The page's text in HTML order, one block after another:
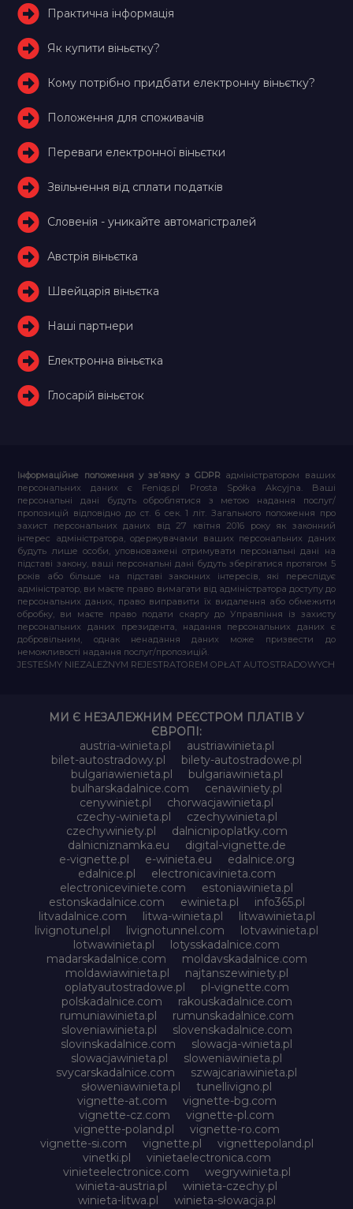
Практична інформація
Як купити віньєтку?
Кому потрібно придбати електронну віньєтку?
Положення для споживачів
Переваги електронної віньєтки
Звільнення від сплати податків
Словенія - уникайте автомагістралей
Австрія віньєтка
Швейцарія віньєтка
Наші партнери
Електронна віньєтка
Глосарій віньєток
Інформаційне положення у зв’язку з GDPR адміністратором ваших
персональних даних є Feniqs.pl Prosta Spółka Akcyjna. Ваші
персональні дані будуть оброблятися з метою надання послуг/
пропозицій відповідно до ст. 6 сек. 1 літ. Загального положення про
захист персональних даних від 27 квітня 2016 року як законний
інтерес адміністратора, одержувачами ваших персональних даних
будуть лише особи, уповноважені отримувати персональні дані на
підставі закону, ваші персональні дані будуть зберігатися протягом 5
років або більше на підставі законних інтересів, які переслідує
адміністратор, ви маєте право вимагати від адміністратора доступу до
персональних даних, право виправити їх видалення або обмежити
обробку, ви маєте право подати скаргу до Управління із захисту
персональних даних президента, надання персональних даних є
добровільним, однак ненадання даних може призвести до
неможливості надання послуг/пропозицій.
JESTEŚMY NIEZALEŻNYM REJESTRATOREM OPŁAT AUTOSTRADOWYCH
МИ Є НЕЗАЛЕЖНИМ РЕЄСТРОМ ПЛАТІВ У
ЄВРОПІ:
austria-winieta.pl
austriawinieta.pl
bilet-autostradowy.pl
bilety-autostradowe.pl
bulgariawienieta.pl
bulgariawinieta.pl
bulharskadalnice.com
cenawiniety.pl
cenywiniet.pl
chorwacjawinieta.pl
czechy-winieta.pl
czechywinieta.pl
czechywiniety.pl
dalnicnipoplatky.com
dalnicniznamka.eu
digital-vignette.de
e-vignette.pl
e-winieta.eu
edalnice.org
edalnice.pl
electronicavinieta.com
electroniceviniete.com
estoniawinieta.pl
estonskadalnice.com
ewinieta.pl
info365.pl
litvadalnice.com
litwa-winieta.pl
litwawinieta.pl
livignotunel.pl
livignotunnel.com
lotvawinieta.pl
lotwawinieta.pl
lotysskadalnice.com
madarskadalnice.com
moldavskadalnice.com
moldawiawinieta.pl
najtanszewiniety.pl
oplatyautostradowe.pl
pl-vignette.com
polskadalnice.com
rakouskadalnice.com
rumuniawinieta.pl
rumunskadalnice.com
sloveniawinieta.pl
slovenskadalnice.com
slovinskadalnice.com
slowacja-winieta.pl
slowacjawinieta.pl
sloweniawinieta.pl
svycarskadalnice.com
szwajcariawinieta.pl
słoweniawinieta.pl
tunellivigno.pl
vignette-at.com
vignette-bg.com
vignette-cz.com
vignette-pl.com
vignette-poland.pl
vignette-ro.com
vignette-si.com
vignette.pl
vignettepoland.pl
vinetki.pl
vinietaelectronica.com
vinieteelectronice.com
wegrywinieta.pl
winieta-austria.pl
winieta-czechy.pl
winieta-litwa.pl
winieta-słowacja.pl